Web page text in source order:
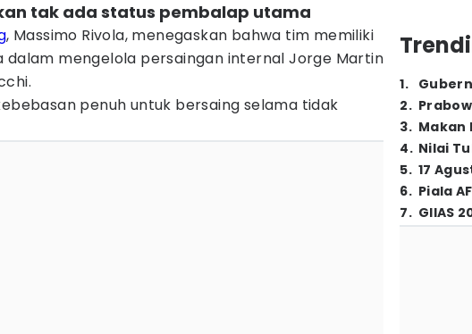
tak ada status pembalap utama
, Massimo Rivola, menegaskan bahwa tim memiliki
dalam mengelola persaingan internal Jorge Martin
penuh untuk bersaing selama tidak
1.
2.
3. Makan
4. Nilai
5. 17
6. Piala
7. GIIAS